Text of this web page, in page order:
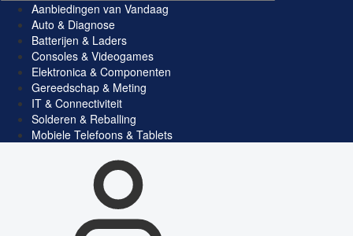
Aanbiedingen van Vandaag
Auto & Diagnose
Batterijen & Laders
Consoles & Videogames
Elektronica & Componenten
Gereedschap & Meting
IT & Connectiviteit
Solderen & Reballing
Mobiele Telefoons & Tablets